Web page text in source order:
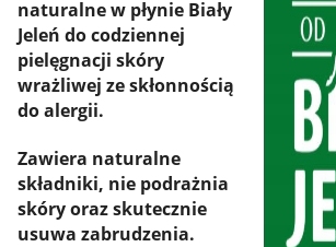
naturalne w płynie Biały
Jeleń do codziennej
pielęgnacji skóry
wrażliwej ze skłonnością
do alergii.
Zawiera naturalne
składniki, nie podrażnia
skóry oraz skutecznie
usuwa zabrudzenia.